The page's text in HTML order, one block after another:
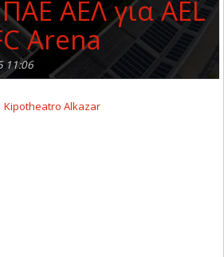
ΑΕΛ για AEL
Arena
11:06